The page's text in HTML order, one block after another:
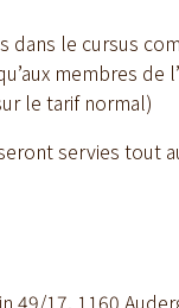
dans le cursus
membres de l’
le tarif normal)
servies tout
49/17, 1160